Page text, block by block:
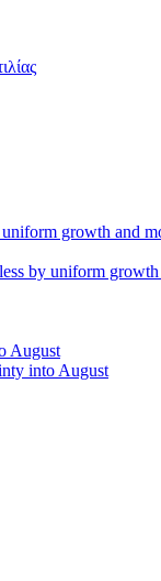
by uniform
into August